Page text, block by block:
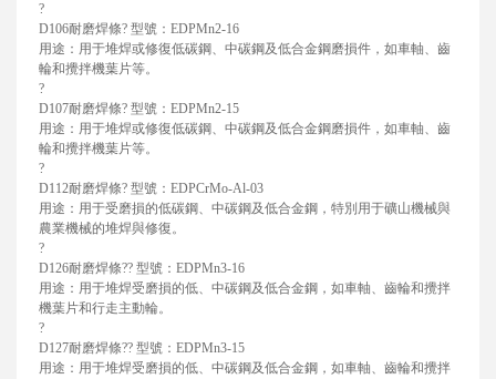
?
D106耐磨焊條? 型號：EDPMn2-16
用途：用于堆焊或修復低碳鋼、中碳鋼及低合金鋼磨損件，如車軸、齒
輪和攪拌機葉片等。
?
D107耐磨焊條? 型號：EDPMn2-15
用途：用于堆焊或修復低碳鋼、中碳鋼及低合金鋼磨損件，如車軸、齒
輪和攪拌機葉片等。
?
D112耐磨焊條? 型號：EDPCrMo-Al-03
用途：用于受磨損的低碳鋼、中碳鋼及低合金鋼，特別用于礦山機械與
農業機械的堆焊與修復。
?
D126耐磨焊條?? 型號：EDPMn3-16
用途：用于堆焊受磨損的低、中碳鋼及低合金鋼，如車軸、齒輪和攪拌
機葉片和行走主動輪。
?
D127耐磨焊條?? 型號：EDPMn3-15
用途：用于堆焊受磨損的低、中碳鋼及低合金鋼，如車軸、齒輪和攪拌